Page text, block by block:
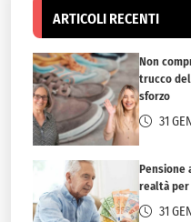
ARTICOLI RECENTI
Non
trucco
sforzo
31
Pensione
realtà per
31